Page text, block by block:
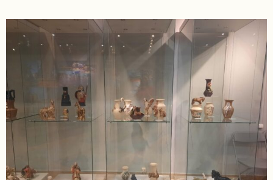
задаваемые
вопросы
Документы
Контакты